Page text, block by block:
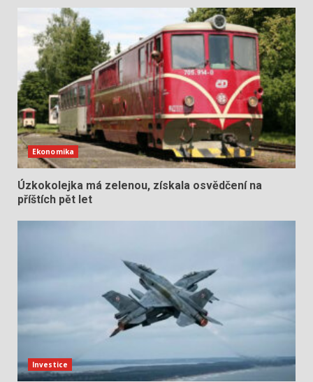
Ekonomika
Úzkokolejka má zelenou, získala osvědčení na
příštích pět let
Investice